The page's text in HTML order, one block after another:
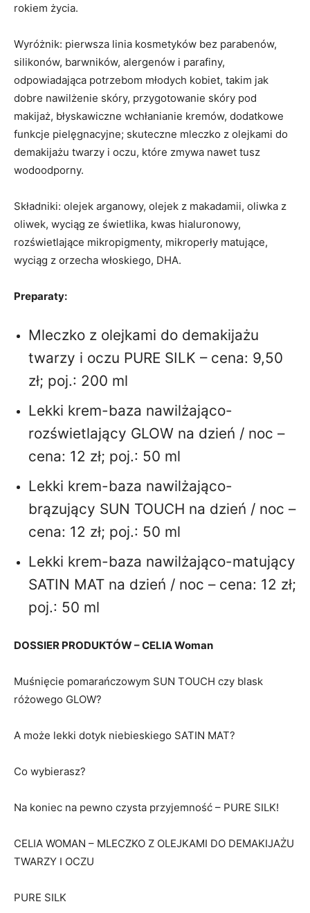
rokiem życia.
Wyróżnik: pierwsza linia kosmetyków bez parabenów,
silikonów, barwników, alergenów i parafiny,
odpowiadająca potrzebom młodych kobiet, takim jak
dobre nawilżenie skóry, przygotowanie skóry pod
makijaż, błyskawiczne wchłanianie kremów, dodatkowe
funkcje pielęgnacyjne; skuteczne mleczko z olejkami do
demakijażu twarzy i oczu, które zmywa nawet tusz
wodoodporny.
Składniki: olejek arganowy, olejek z makadamii, oliwka z
oliwek, wyciąg ze świetlika, kwas hialuronowy,
rozświetlające mikropigmenty, mikroperły matujące,
wyciąg z orzecha włoskiego, DHA.
Preparaty:
Mleczko z olejkami do demakijażu
twarzy i oczu PURE SILK – cena: 9,50
zł; poj.: 200 ml
Lekki krem-baza nawilżająco-
rozświetlający GLOW na dzień / noc –
cena: 12 zł; poj.: 50 ml
Lekki krem-baza nawilżająco-
brązujący SUN TOUCH na dzień / noc –
cena: 12 zł; poj.: 50 ml
Lekki krem-baza nawilżająco-matujący
SATIN MAT na dzień / noc – cena: 12 zł;
poj.: 50 ml
DOSSIER PRODUKTÓW – CELIA Woman
Muśnięcie pomarańczowym SUN TOUCH czy blask
różowego GLOW?
A może lekki dotyk niebieskiego SATIN MAT?
Co wybierasz?
Na koniec na pewno czysta przyjemność – PURE SILK!
CELIA WOMAN – MLECZKO Z OLEJKAMI DO DEMAKIJAŻU
TWARZY I OCZU
PURE SILK